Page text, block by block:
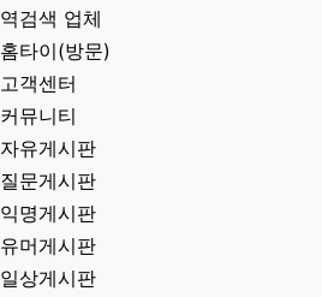
역검색 업체
홈타이(방문)
고객센터
커뮤니티
자유게시판
질문게시판
익명게시판
유머게시판
일상게시판